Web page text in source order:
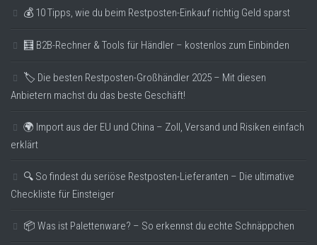
💰 10 Tipps, wie du beim Restposten-Einkauf richtig Geld sparst
🧮 B2B-Rechner & Tools für Händler – kostenlos zum Einbinden
🏷️ Die besten Restposten-Großhändler 2025 – Mit diesen
Anbietern machst du das beste Geschäft!
🌍 Import aus der EU und China – Zoll, Versand und Risiken einfach
erklärt
🔍 So findest du seriöse Restposten-Lieferanten – Die ultimative
Checkliste für Einsteiger
📦 Was ist Palettenware? – So erkennst du echte Schnäppchen